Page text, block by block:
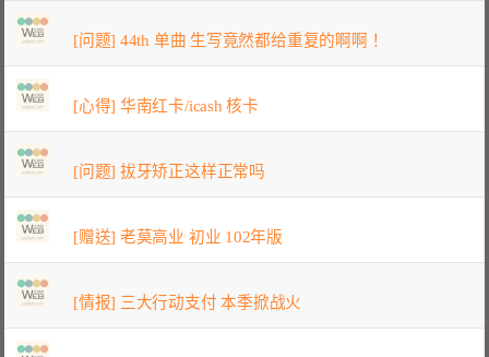
[问题] 44th 单曲 生写竟然都给重复的啊啊！
[心得] 华南红卡/icash 核卡
[问题] 拔牙矫正这样正常吗
[赠送] 老莫高业 初业 102年版
[情报] 三大行动支付 本季掀战火